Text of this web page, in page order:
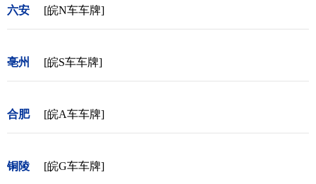
六安 [皖N车车牌]
亳州 [皖S车车牌]
合肥 [皖A车车牌]
铜陵 [皖G车车牌]